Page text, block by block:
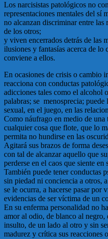
Los narcisistas patológicos no
representaciones mentales del sí
no alcanzan discriminar entre las
de los otros;
y viven encerrados detrás de las
ilusiones y fantasías acerca de lo
conviene a ellos.
En ocasiones de crisis o cambio
reacciona con conductas
adicciones tales como el alcohol
palabras; se menosprecia; puede
sexual, en el juego, en las
Como náufrago en medio de una
cualquier cosa que flote, que lo
permita no hundirse en las
Agitará sus brazos de forma
con tal de alcanzar aquello que
perderse en el caos que siente en
También puede tener conductas
sin piedad ni conciencia a otros,
se le ocurra, a hacerse pasar por
evidencias de ser víctima de un
En su enferma personalidad no
amor al odio, de blanco al negro,
insulto, de un lado al otro y sin
madurez y crítica sus reacciones